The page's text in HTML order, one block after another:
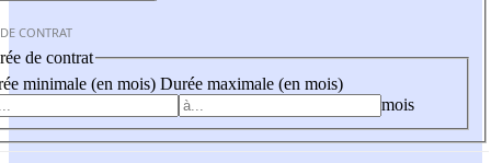
CONTRAT
de contrat
minimale (en mois) Durée maximale (en mois)
mois